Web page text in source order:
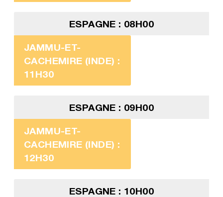
ESPAGNE : 08H00
JAMMU-ET-
CACHEMIRE (INDE) :
11H30
ESPAGNE : 09H00
JAMMU-ET-
CACHEMIRE (INDE) :
12H30
ESPAGNE : 10H00